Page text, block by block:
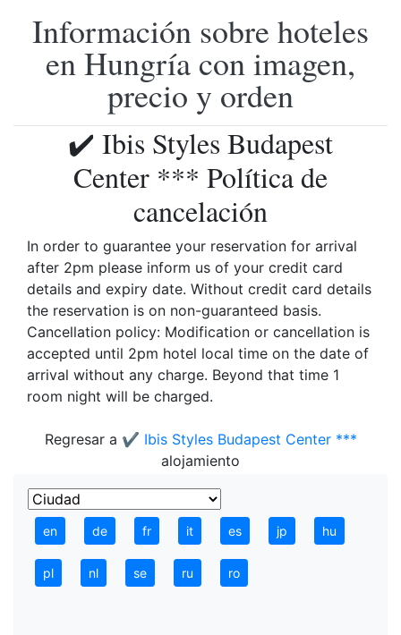
Información sobre hoteles
en Hungría con imagen,
precio y orden
✔️ Ibis Styles Budapest
Center *** Política de
cancelación
In order to guarantee your reservation for arrival
after 2pm please inform us of your credit card
details and expiry date. Without credit card details
the reservation is on non-guaranteed basis.
Cancellation policy: Modification or cancellation is
accepted until 2pm hotel local time on the date of
arrival without any charge. Beyond that time 1
room night will be charged.
Regresar a ✔️ Ibis Styles Budapest Center ***
alojamiento
en de fr it es jp hu
pl nl se ru ro